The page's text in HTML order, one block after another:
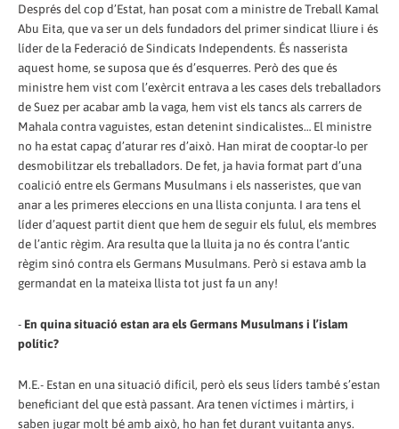
Després del cop d’Estat, han posat com a ministre de Treball Kamal
Abu Eita, que va ser un dels fundadors del primer sindicat lliure i és
líder de la Federació de Sindicats Independents. És nasserista
aquest home, se suposa que és d’esquerres. Però des que és
ministre hem vist com l’exèrcit entrava a les cases dels treballadors
de Suez per acabar amb la vaga, hem vist els tancs als carrers de
Mahala contra vaguistes, estan detenint sindicalistes… El ministre
no ha estat capaç d’aturar res d’això. Han mirat de cooptar-lo per
desmobilitzar els treballadors. De fet, ja havia format part d’una
coalició entre els Germans Musulmans i els nasseristes, que van
anar a les primeres eleccions en una llista conjunta. I ara tens el
líder d’aquest partit dient que hem de seguir els fulul, els membres
de l’antic règim. Ara resulta que la lluita ja no és contra l’antic
règim sinó contra els Germans Musulmans. Però si estava amb la
germandat en la mateixa llista tot just fa un any!
- En quina situació estan ara els Germans Musulmans i l’islam
polític?
M.E.- Estan en una situació difícil, però els seus líders també s’estan
beneficiant del que està passant. Ara tenen víctimes i màrtirs, i
saben jugar molt bé amb això, ho han fet durant vuitanta anys.